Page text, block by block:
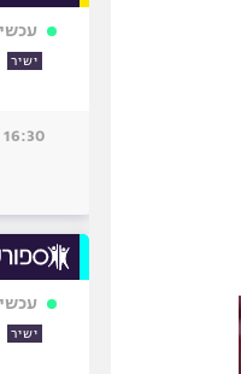
ישיר
16:30
ישיר